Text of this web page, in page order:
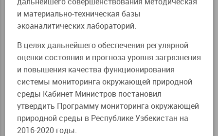
и материально-техническая базы
экоаналитических лабораторий.
В целях дальнейшего обеспечения регулярной
оценки состояния и прогноза уровня загрязнения
и повышения качества функционирования
системы мониторинга окружающей природной
среды Кабинет Министров постановил
утвердить Программу мониторинга окружающей
природной среды в Республике Узбекистан на
2016-2020 годы.